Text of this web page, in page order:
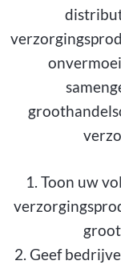
1. Toon uw
2. Geef